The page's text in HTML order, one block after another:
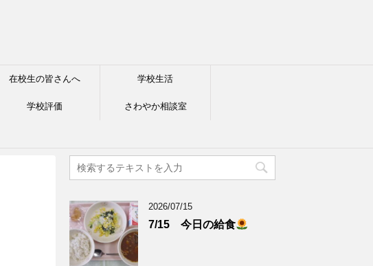
在校生の皆さんへ 学校生活
学校評価 さわやか相談室
2026/07/15
7/15 今日の給食